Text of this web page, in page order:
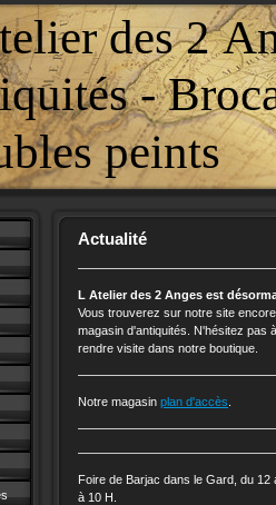
des 2
-
peints
Actualité
L Atelier des 2 Anges est
Vous trouverez sur notre site
magasin d'antiquités. N'hésitez pas
rendre visite dans notre boutique.
Notre magasin plan d'accès
Foire de Barjac dans le Gard, du 12
à 10 H.